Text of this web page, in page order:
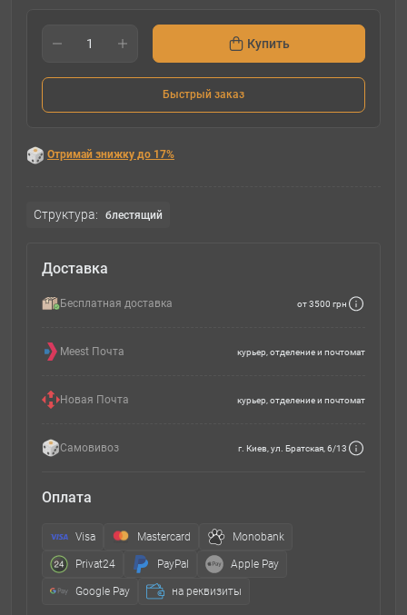
Купить
Быстрый заказ
Отримай знижку до 17%
Структура: блестящий
Доставка
Бесплатная доставка от 3500 грн
Meest Почта курьер, отделение и почтомат
Новая Почта курьер, отделение и почтомат
Самовивоз г. Киев, ул. Братская, 6/13
Оплата
Visa Mastercard Monobank
Privat24 PayPal Apple Pay
Google Pay на реквизиты